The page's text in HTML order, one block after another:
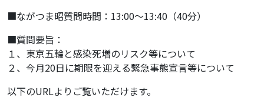
■ながつま昭質問時間：13:00〜13:40（40分）
■質問要旨：
１、東京五輪と感染死増のリスク等について
２、今月20日に期限を迎える緊急事態宣言等について
以下のURLよりご覧いただけます。